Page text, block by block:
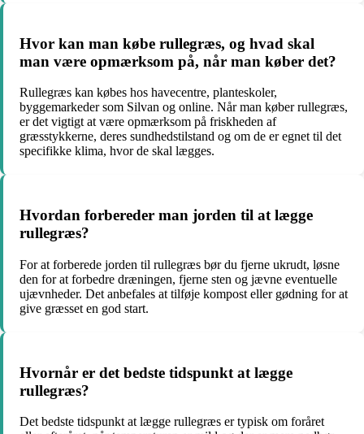
Hvor kan man købe rullegræs, og hvad skal
man være opmærksom på, når man køber det?
Rullegræs kan købes hos havecentre, planteskoler,
byggemarkeder som Silvan og online. Når man køber rullegræs,
er det vigtigt at være opmærksom på friskheden af
græsstykkerne, deres sundhedstilstand og om de er egnet til det
specifikke klima, hvor de skal lægges.
Hvordan forbereder man jorden til at lægge
rullegræs?
For at forberede jorden til rullegræs bør du fjerne ukrudt, løsne
den for at forbedre dræningen, fjerne sten og jævne eventuelle
ujævnheder. Det anbefales at tilføje kompost eller gødning for at
give græsset en god start.
Hvornår er det bedste tidspunkt at lægge
rullegræs?
Det bedste tidspunkt at lægge rullegræs er typisk om foråret